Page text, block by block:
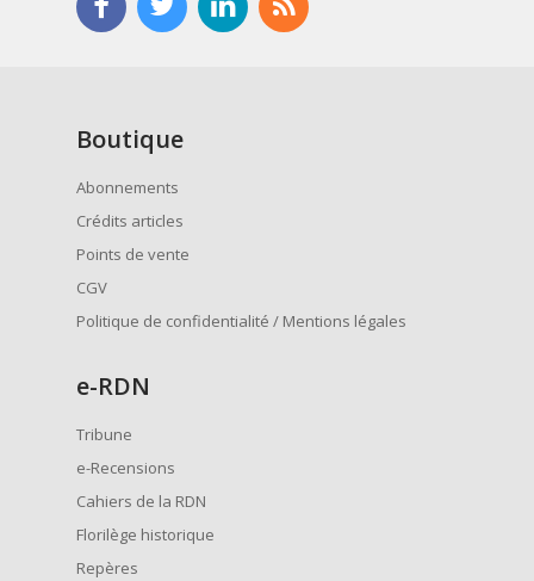
Boutique
Abonnements
Crédits articles
Points de vente
CGV
Politique de confidentialité / Mentions légales
e-RDN
Tribune
e-Recensions
Cahiers de la RDN
Florilège historique
Repères